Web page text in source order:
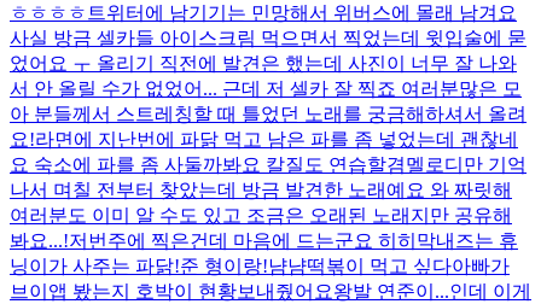
ㅎㅎㅎㅎ 트위터에 남기기는 민망해서 위버스에 몰래 남겨요
사실 방금 셀카들 아이스크림 먹으면서 찍었는데 윗입술에 묻
었어요 ㅜ 올리기 직전에 발견은 했는데 사진이 너무 잘 나와
서 안 올릴 수가 없었어... 근데 저 셀카 잘 찍죠 여러분많은 모
아 분들께서 스트레칭할 때 틀었던 노래를 궁금해하셔서 올려
요!라면에 지난번에 파닭 먹고 남은 파를 좀 넣었는데 괜찮네
요 숙소에 파를 좀 사둘까봐요 칼질도 연습할겸멜로디만 기억
나서 며칠 전부터 찾았는데 방금 발견한 노래예요 와 짜릿해
여러분도 이미 알 수도 있고 조금은 오래된 노래지만 공유해
봐요...!저번주에 찍은건데 마음에 드는군요 히히 막내즈는 휴
닝이가 사주는 파닭!준 형이랑!냠냠떡볶이 먹고 싶다아빠가
브이앱 봤는지 호박이 현황보내줬어요왕발 연준이...인데 이게